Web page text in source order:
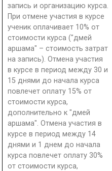
запись и организацию курса.
При отмене участия в курсе
ученик оплачивает 10% от
стоимости курса ("дмей
аршама" – стоимость затрат
на запись). Отмена участия
в курсе в период между 30 и
15 днями до начала курса
повлечет оплату 15% от
стоимости курса,
дополнительно к "дмей
аршама". Отмена участия в
курсе в период между 14
днями и 1 днем до начала
курса повлечет оплату 30%
от стоимости курса,